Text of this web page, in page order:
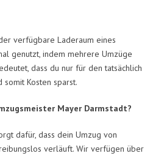
verfügbare Laderaum eines
genutzt, indem mehrere Umzüge
dass du nur für den tatsächlich
Kosten sparst.
Mayer Darmstadt?
dafür, dass dein Umzug von
verläuft. Wir verfügen über